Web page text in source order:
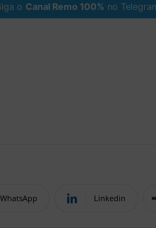
o Canal Remo 100% no
WhatsApp Linkedin